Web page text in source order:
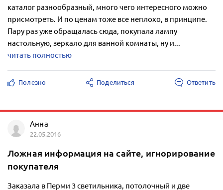
каталог разнообразный, много чего интересного можно
присмотреть. И по ценам тоже все неплохо, в принципе.
Пару раз уже обращалась сюда, покупала лампу
настольную, зеркало для ванной комнаты, ну и...
читать полностью
Полезно Поделиться Ответить
Анна
22.05.2016
Ложная информация на сайте, игнорирование
покупателя
Заказала в Перми 3 светильника, потолочный и две